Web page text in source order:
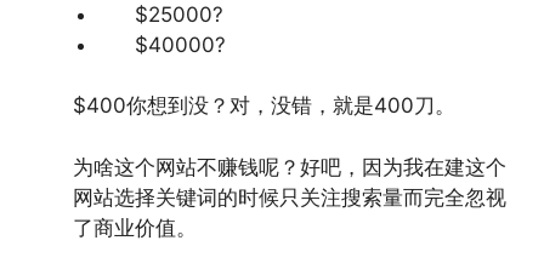
$25000?
$40000?
$400你想到没？对，没错，就是400刀。
为啥这个网站不赚钱呢？好吧，因为我在建这个
网站选择关键词的时候只关注搜索量而完全忽视
了商业价值。